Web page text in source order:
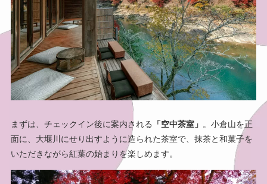
まずは、チェックイン後に案内される 「空中茶室」 。小倉山を正
面に、大堰川にせり出すように造られた茶室で、抹茶と和菓子を
いただきながら紅葉の始まりを楽しめます。